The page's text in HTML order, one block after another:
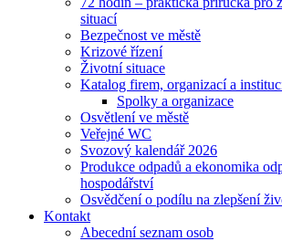
situací
Bezpečnost ve městě
Krizové řízení
Životní situace
Katalog firem, organizací a
Spolky a organizace
Osvětlení ve městě
Veřejné WC
Svozový kalendář 2026
Produkce odpadů a ekonomika
hospodářství
Osvědčení o podílu na zlepšení
Kontakt
Abecední seznam osob